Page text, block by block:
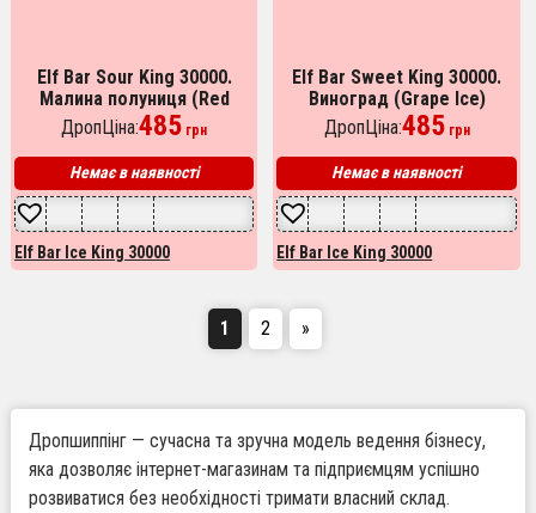
Elf Bar Sour King 30000.
Малина полуниця (Red
Raspberry Strawberry)
ДропЦіна:485 грн
Немає в наявності
Elf Bar Ice King 30000
Elf Bar Sweet King 30000.
Виноград (Grape Ice)
ДропЦіна:485грн
Немає в наявності
Elf Bar Ice King 30000
1 2 »
Дропшиппінг — сучасна та зручна модель ведення бізнесу,
яка дозволяє інтернет-магазинам та підприємцям успішно
розвиватися без необхідності тримати власний склад.